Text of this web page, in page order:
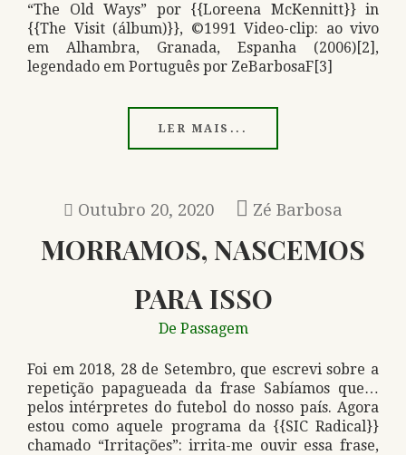
“The Old Ways” por {{Loreena McKennitt}} in
{{The Visit (álbum)}}, ©1991 Video-clip: ao vivo
em Alhambra, Granada, Espanha (2006)[2],
legendado em Português por ZeBarbosaF[3]
LER MAIS...
Outubro 20, 2020 Zé Barbosa
MORRAMOS, NASCEMOS
PARA ISSO
De Passagem
Foi em 2018, 28 de Setembro, que escrevi sobre a
repetição papagueada da frase Sabíamos que…
pelos intérpretes do futebol do nosso país. Agora
estou como aquele programa da {{SIC Radical}}
chamado “Irritações”: irrita-me ouvir essa frase,